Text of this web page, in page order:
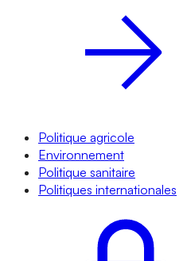
Politique agricole
Environnement
Politique sanitaire
Politiques internationales